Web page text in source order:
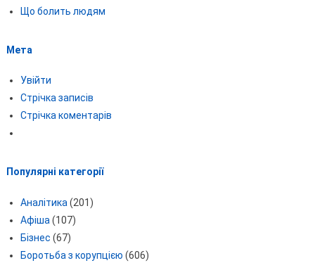
Що болить людям
Мета
Увійти
Стрічка записів
Стрічка коментарів
Популярні категорії
Аналітика (201)
Афіша (107)
Бізнес (67)
Боротьба з корупцією (606)